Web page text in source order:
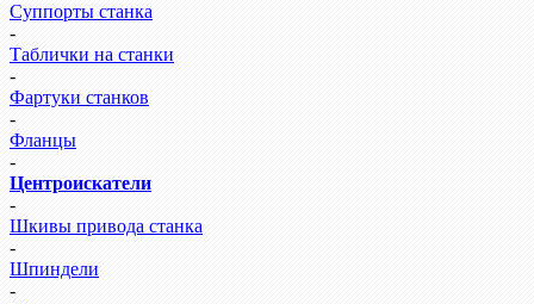
Суппорты станка
-
Таблички на станки
-
Фартуки станков
-
Фланцы
-
Центроискатели
-
Шкивы привода станка
-
Шпиндели
-